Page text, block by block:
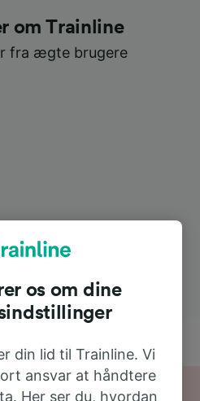
om Trainline
fra ægte brugere
os om dine
din lid til Trainline. Vi
ansvar at håndtere
Her ser du, hvordan